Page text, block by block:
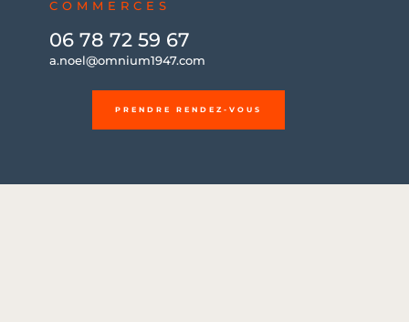
COMMERCES
06 78 72 59 67
a.noel@omnium1947.com
PRENDRE RENDEZ-VOUS